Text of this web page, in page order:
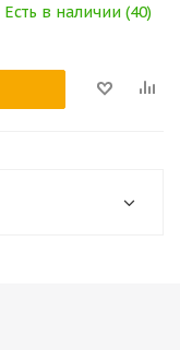
Есть в наличии (40)